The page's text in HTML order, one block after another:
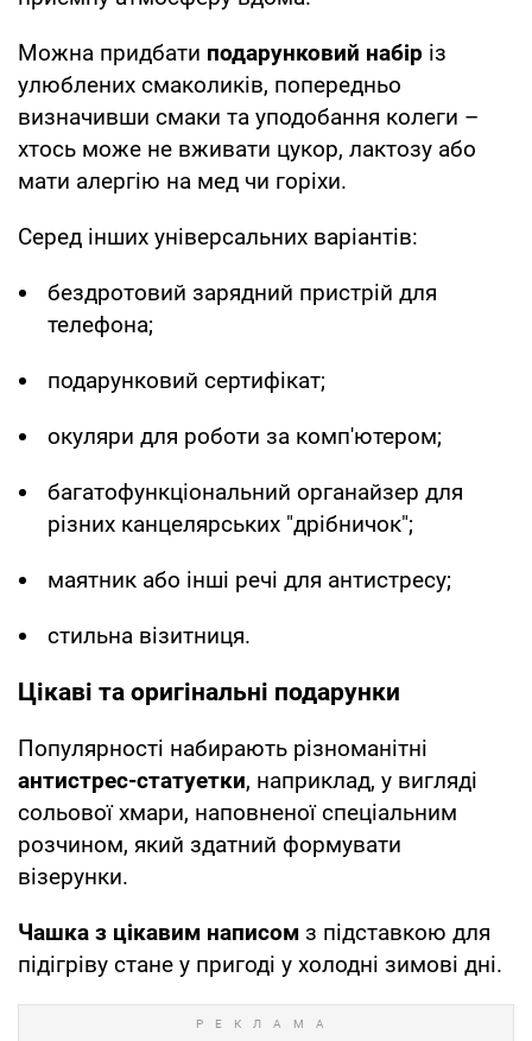
Можна придбати подарунковий набір із
улюблених смаколиків, попередньо
визначивши смаки та уподобання колеги –
хтось може не вживати цукор, лактозу або
мати алергію на мед чи горіхи.
Серед інших універсальних варіантів:
бездротовий зарядний пристрій для
телефона;
подарунковий сертифікат;
окуляри для роботи за комп'ютером;
багатофункціональний органайзер для
різних канцелярських "дрібничок";
маятник або інші речі для антистресу;
стильна візитниця.
Цікаві та оригінальні подарунки
Популярності набирають різноманітні
антистрес-статуетки, наприклад, у вигляді
сольової хмари, наповненої спеціальним
розчином, який здатний формувати
візерунки.
Чашка з цікавим написом з підставкою для
підігріву стане у пригоді у холодні зимові дні.